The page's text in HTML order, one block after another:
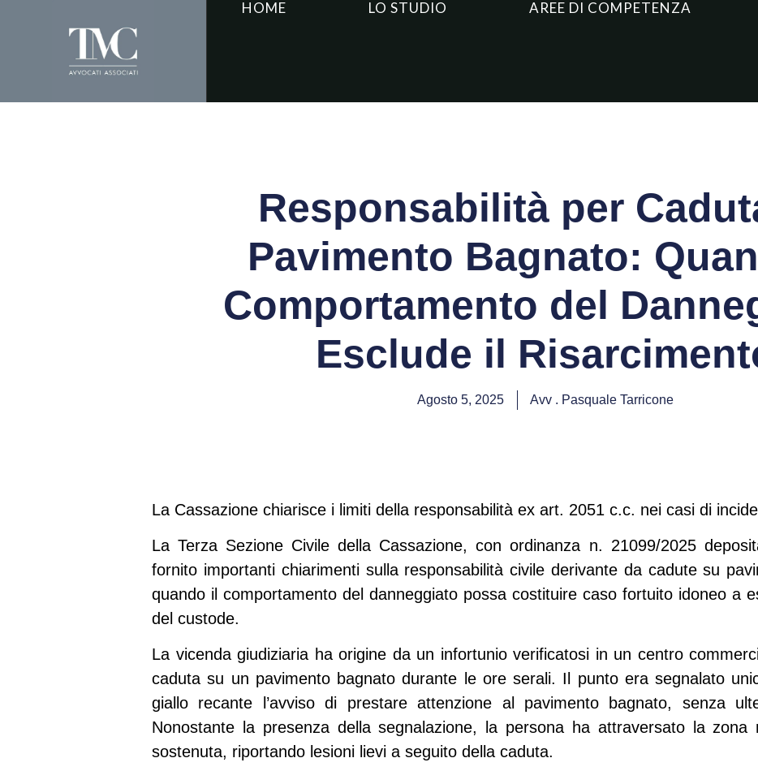
HOME LO STUDIO AREE DI COMPETENZA
Responsabilità per
Pavimento Bagnato:
Comportamento del
Esclude il
Agosto 5, 2025 Avv . Pasquale Tarricone
La Cassazione chiarisce i limiti della responsabilità ex art. 2051 c.c. nei casi di
LaTerza Sezione Civile della Cassazione, con ordinanza n. 21099/2025
fornito importanti chiarimenti sulla responsabilità civile derivante da cadute su
quando il comportamento del danneggiato possa costituire caso fortuito idoneo a
del custode.
La vicenda giudiziaria ha origine da un infortunio verificatosi in un centro
caduta su un pavimento bagnato durante le ore serali. Il punto era segnalato
giallo recante l’avviso di prestare attenzione al pavimento bagnato, senza
Nonostante la presenza della segnalazione, la persona ha attraversato la zona
sostenuta, riportando lesioni lievi a seguito della caduta.